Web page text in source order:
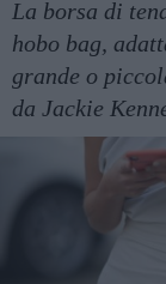
La borsa di
hobo bag,
grande o
da Jackie